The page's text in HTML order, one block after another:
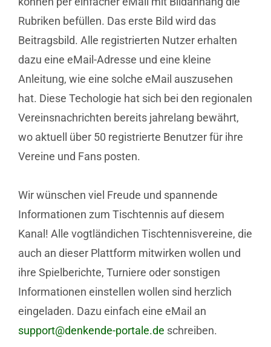
Rubriken befüllen. Das erste Bild wird das
Beitragsbild. Alle registrierten Nutzer erhalten
dazu eine eMail-Adresse und eine kleine
Anleitung, wie eine solche eMail auszusehen
hat. Diese Techologie hat sich bei den regionalen
Vereinsnachrichten bereits jahrelang bewährt,
wo aktuell über 50 registrierte Benutzer für ihre
Vereine und Fans posten.
Wir wünschen viel Freude und spannende
Informationen zum Tischtennis auf diesem
Kanal! Alle vogtländichen Tischtennisvereine, die
auch an dieser Plattform mitwirken wollen und
ihre Spielberichte, Turniere oder sonstigen
Informationen einstellen wollen sind herzlich
eingeladen. Dazu einfach eine eMail an
support@denkende-portale.de schreiben.